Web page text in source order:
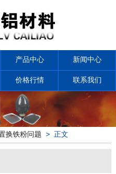
产品中心 新闻中心
价格行情 联系我们
换铁粉问题 > 正文